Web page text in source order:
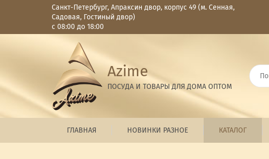
Санкт-Петербург, Апраксин двор, корпус 49 (м. Сенная,
Садовая, Гостиный двор)
с 08:00 до 18:00
Azime
ПОСУДА И ТОВАРЫ ДЛЯ ДОМА ОПТОМ
ГЛАВНАЯ НОВИНКИ РАЗНОЕ КАТАЛОГ